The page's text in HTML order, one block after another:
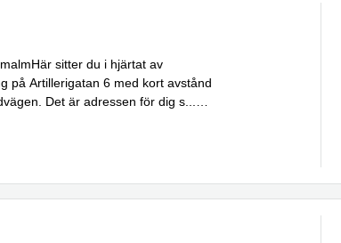
sitter du i hjärtat av
på Artillerigatan 6 med kort avstånd
Det är adressen för dig s